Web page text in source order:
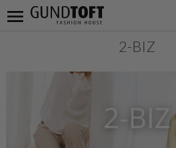
2-BIZ